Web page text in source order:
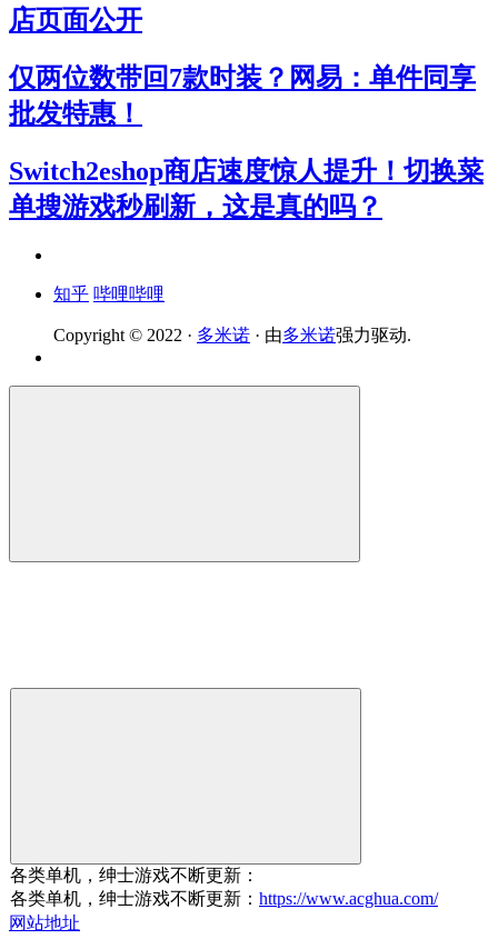
店页面公开
仅两位数带回7款时装？网易：单件同享
批发特惠！
Switch2eshop商店速度惊人提升！切换菜
单搜游戏秒刷新，这是真的吗？
知乎 哔哩哔哩
Copyright © 2022 · 多米诺 · 由多米诺强力驱动.
各类单机，绅士游戏不断更新：
各类单机，绅士游戏不断更新： https://www.acghua.com/
网站地址